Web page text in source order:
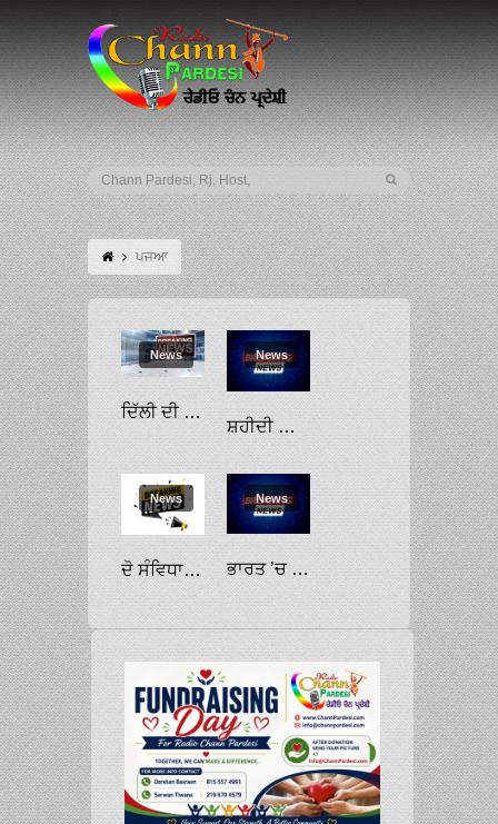
ਪਜਆ
News
ਦਿੱਲੀ ਦੀ ਹਵਾ ਦਾ ਮਿਆਰ ਗੰਭੀਰ ਸਥਿਤੀ ’ਚ ਪੁੱਜਿਆ, ਪੰਜਾਬ ’ਚ ਪਰਾਲੀ ਸਾੜਨ ਦੀਆਂ ਘਟਨਾਵਾਂ ਜ਼ਿੰਮੇਵਾਰ ਕਰਾਰ
News
ਸ਼ਹੀਦੀ ਸਾਕਾ ਪੰਜਾ ਸਾਹਿਬ ਦੇ ਸ਼ਤਾਬਦੀ ਸਮਾਗਮਾਂ ਸਬੰਧੀ ਸ਼੍ਰੋਮਣੀ ਕਮੇਟੀ ਵਫ਼ਦ ਪਾਕਿਸਤਾਨ ਪੁੱਜਿਆ
News
ਦੋ ਸੰਵਿਧਾਨ ਮਾਮਲਾ: ਸੁਪਰੀਮ ਕੋਰਟ ਪੁੱਜਿਆ ਅਕਾਲੀ ਦਲ
News
ਭਾਰਤ ’ਚ ਅੱਠ ਚੀਤੇ ਲਿਆਉਣ ਲਈ ਨਾਮੀਬੀਆ ਪੁੱਜਿਆ ਵਿਸ਼ੇਸ਼ ਜਹਾਜ਼